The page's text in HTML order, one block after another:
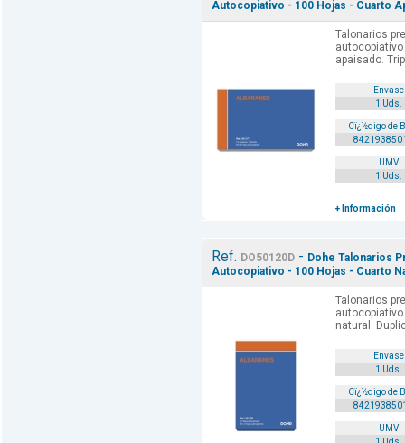
Autocopiativo - 100 Hojas - Cuarto
Talonarios
apaisado.
Envase
1 Uds.
Cï¿½digo de
UMV
1 Uds.
+ Información
Ref. DO50120D- Dohe Talonarios
Autocopiativo - 100 Hojas - Cuarto
Talonarios
natural.
Envase
1 Uds.
Cï¿½digo de
UMV